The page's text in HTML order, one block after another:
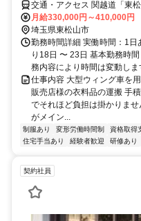
交通・アクセス 関越道「東
月給330,000円～410,000円
埼玉県東松山市
勤務時間詳細 実働時間：1
り18日 〜 23日 基本勤務時
務内容により時間は変動し
仕事内容 大型ウィング車を
販売店様の衣料品の運搬 手
でそれほど負担は掛かりま
がメイン...
制服あり 変形労働時間制 資格取得
住宅手当あり
経験者歓迎 研修あり
契約社員